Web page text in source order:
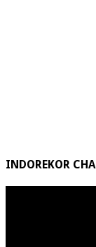
INDOREKOR